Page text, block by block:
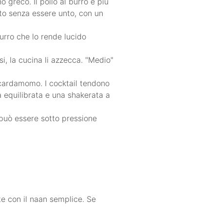
senza essere unto, con un
che lo rende lucido
la cucina li azzecca. "Medio"
I cocktail tendono
e una shakerata a
essere sotto pressione
con il naan semplice. Se